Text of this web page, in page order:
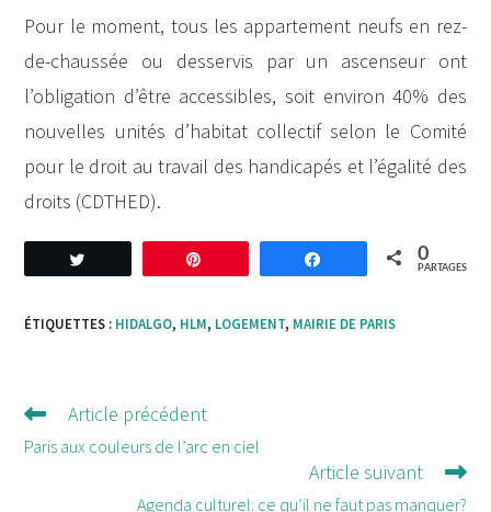
Pour le moment, tous les appartement neufs en rez-
de-chaussée ou desservis par un ascenseur ont
l’obligation d’être accessibles, soit environ 40% des
nouvelles unités d’habitat collectif selon le Comité
pour le droit au travail des handicapés et l’égalité des
droits (CDTHED).
Partagez 0
PARTAGES
ÉTIQUETTES : HIDALGO, HLM, LOGEMENT, MAIRIE DE PARIS
Lire
d'autres
Article précédent
Paris aux couleurs de l’arc en ciel
Article suivant
Agenda culturel: ce qu’il ne faut pas manquer?